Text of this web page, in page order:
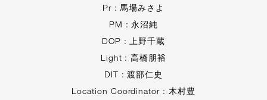
Pr : ⾺場みさよ
PM : 永沼純
DOP : 上野千蔵
Light : ⾼橋朋裕
DIT : 渡部仁史
Location Coordinator : ⽊村豊